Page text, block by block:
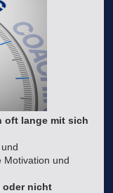
oft lange mit sich
Motivation und
oder nicht